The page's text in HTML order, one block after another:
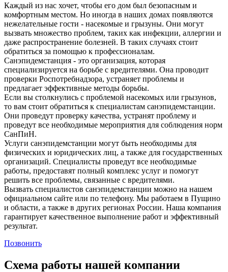
Каждый из нас хочет, чтобы его дом был безопасным и
комфортным местом. Но иногда в наших домах появляются
нежелательные гости - насекомые и грызуны. Они могут
вызвать множество проблем, таких как инфекции, аллергии и
даже распространение болезней. В таких случаях стоит
обратиться за помощью к профессионалам.
Санэпидемстанция - это организация, которая
специализируется на борьбе с вредителями. Она проводит
проверки Роспотребнадзора, устраняет проблемы и
предлагает эффективные методы борьбы.
Если вы столкнулись с проблемой насекомых или грызунов,
то вам стоит обратиться к специалистам санэпидемстанции.
Они проведут проверку качества, устранят проблему и
проведут все необходимые мероприятия для соблюдения норм
СанПиН.
Услуги санэпидемстанции могут быть необходимы для
физических и юридических лиц, а также для государственных
организаций. Специалисты проведут все необходимые
работы, предоставят полный комплекс услуг и помогут
решить все проблемы, связанные с вредителями.
Вызвать специалистов санэпидемстанции можно на нашем
официальном сайте или по телефону. Мы работаем в Пущино
и области, а также в других регионах России. Наша компания
гарантирует качественное выполнение работ и эффективный
результат.
Позвонить
Схема работы нашей компании